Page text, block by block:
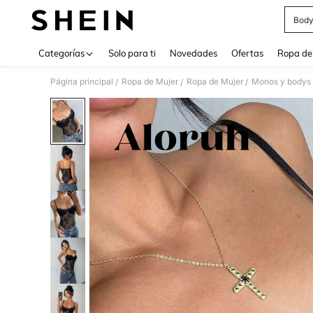
Categorías Solo para ti Novedades Ofertas Ropa
Página principal / Ropa de Mujer / Ropa de Mujer / Monos y bodys